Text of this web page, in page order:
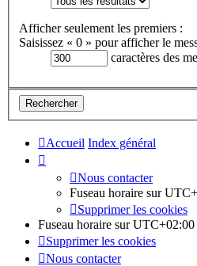
Afficher seulement les premiers :
Saisissez « 0 » pour afficher le
caractères des
Accueil Index général
Nous contacter
Fuseau horaire sur
Supprimer les cookies
Fuseau horaire surUTC+02:00
Supprimer les cookies
Nous contacter